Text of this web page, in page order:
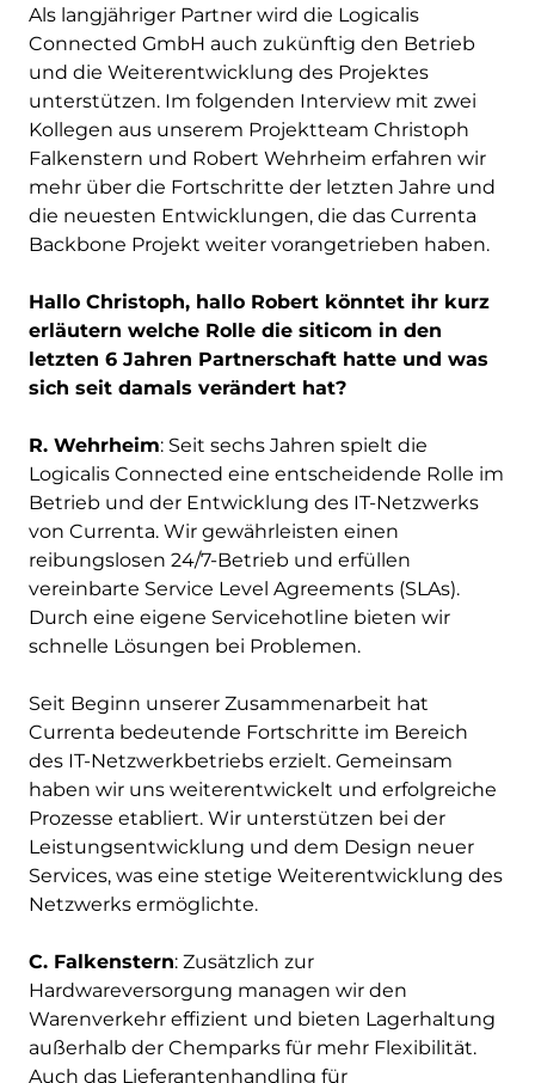
Als langjähriger Partner wird die Logicalis
Connected GmbH auch zukünftig den Betrieb
und die Weiterentwicklung des Projektes
unterstützen. Im folgenden Interview mit zwei
Kollegen aus unserem Projektteam Christoph
Falkenstern und Robert Wehrheim erfahren wir
mehr über die Fortschritte der letzten Jahre und
die neuesten Entwicklungen, die das Currenta
Backbone Projekt weiter vorangetrieben haben.
Hallo Christoph, hallo Robert könntet ihr kurz
erläutern welche Rolle die siticom in den
letzten 6 Jahren Partnerschaft hatte und was
sich seit damals verändert hat?
R. Wehrheim: Seit sechs Jahren spielt die
Logicalis Connected eine entscheidende Rolle im
Betrieb und der Entwicklung des IT-Netzwerks
von Currenta. Wir gewährleisten einen
reibungslosen 24/7-Betrieb und erfüllen
vereinbarte Service Level Agreements (SLAs).
Durch eine eigene Servicehotline bieten wir
schnelle Lösungen bei Problemen.
Seit Beginn unserer Zusammenarbeit hat
Currenta bedeutende Fortschritte im Bereich
des IT-Netzwerkbetriebs erzielt. Gemeinsam
haben wir uns weiterentwickelt und erfolgreiche
Prozesse etabliert. Wir unterstützen bei der
Leistungsentwicklung und dem Design neuer
Services, was eine stetige Weiterentwicklung des
Netzwerks ermöglichte.
C. Falkenstern: Zusätzlich zur
Hardwareversorgung managen wir den
Warenverkehr effizient und bieten Lagerhaltung
außerhalb der Chemparks für mehr Flexibilität.
Auch das Lieferantenhandling für